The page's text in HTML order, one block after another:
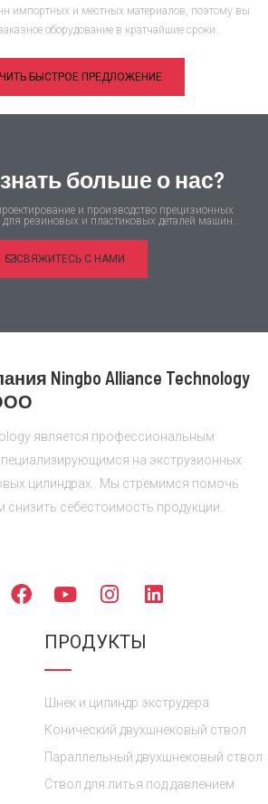
импортных и местных материалов, поэтому вы
оборудование в кратчайшие сроки..
БЫСТРОЕ ПРЕДЛОЖЕНИЕ
больше о нас?
и производство прецизионных
резиновых и пластиковых деталей машин..
СВЯЖИТЕСЬ С НАМИ
Ningbo Alliance Technology
является профессиональным
на экструзионных
цилиндрах.. Мы стремимся помочь
снизить себестоимость продукции..
Ф
е
Y
o
T
u
e
И
н
т
р
а
м
Л
и
и
н
ПРОДУКТЫ
Шнек и цилиндр экструдера
Конический двухшнековый ствол
Параллельный двухшнековый ствол
Ствол для литья под давлением